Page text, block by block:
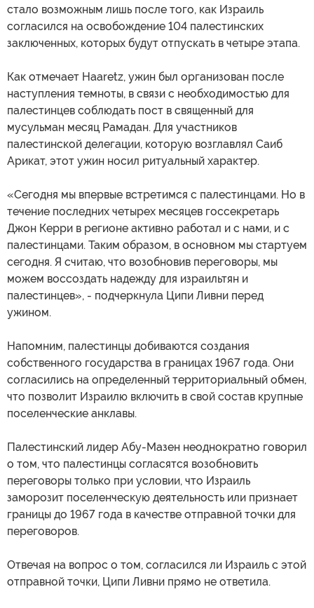
стало возможным лишь после того, как Израиль
согласился на освобождение 104 палестинских
заключенных, которых будут отпускать в четыре этапа.
Как отмечает Haaretz, ужин был организован после
наступления темноты, в связи с необходимостью для
палестинцев соблюдать пост в священный для
мусульман месяц Рамадан. Для участников
палестинской делегации, которую возглавлял Саиб
Арикат, этот ужин носил ритуальный характер.
«Сегодня мы впервые встретимся с палестинцами. Но в
течение последних четырех месяцев госсекретарь
Джон Керри в регионе активно работал и с нами, и с
палестинцами. Таким образом, в основном мы стартуем
сегодня. Я считаю, что возобновив переговоры, мы
можем воссоздать надежду для израильтян и
палестинцев», - подчеркнула Ципи Ливни перед
ужином.
Напомним, палестинцы добиваются создания
собственного государства в границах 1967 года. Они
согласились на определенный территориальный обмен,
что позволит Израилю включить в свой состав крупные
поселенческие анклавы.
Палестинский лидер Абу-Мазен неоднократно говорил
о том, что палестинцы согласятся возобновить
переговоры только при условии, что Израиль
заморозит поселенческую деятельность или признает
границы до 1967 года в качестве отправной точки для
переговоров.
Отвечая на вопрос о том, согласился ли Израиль с этой
отправной точки, Ципи Ливни прямо не ответила.